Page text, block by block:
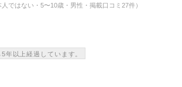
人ではない・5〜10歳・男性・掲載口コミ27件）
年以上経過しています。